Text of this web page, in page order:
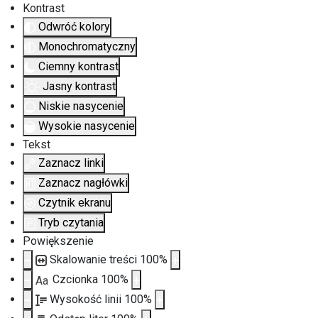
Kontrast
Odwróć kolory
Monochromatyczny
Ciemny kontrast
Jasny kontrast
Niskie nasycenie
Wysokie nasycenie
Tekst
Zaznacz linki
Zaznacz nagłówki
Czytnik ekranu
Tryb czytania
Powiększenie
Skalowanie treści 100%
Aa Czcionka 100%
Wysokość linii 100%